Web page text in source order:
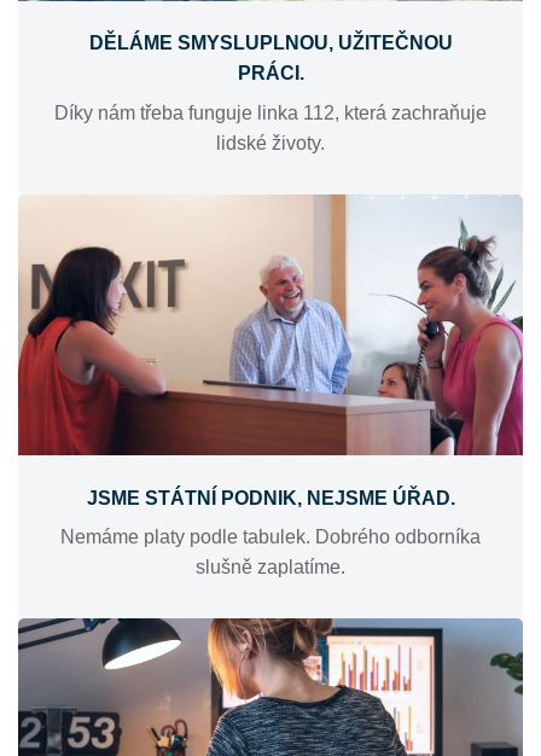
DĚLÁME SMYSLUPLNOU, UŽITEČNOU
PRÁCI.
Díky nám třeba funguje linka 112, která zachraňuje
lidské životy.
JSME STÁTNÍ PODNIK, NEJSME ÚŘAD.
Nemáme platy podle tabulek. Dobrého odborníka
slušně zaplatíme.